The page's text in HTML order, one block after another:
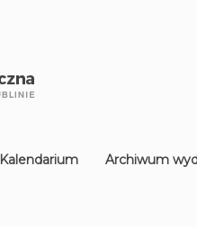
Kalendarium Archiwum